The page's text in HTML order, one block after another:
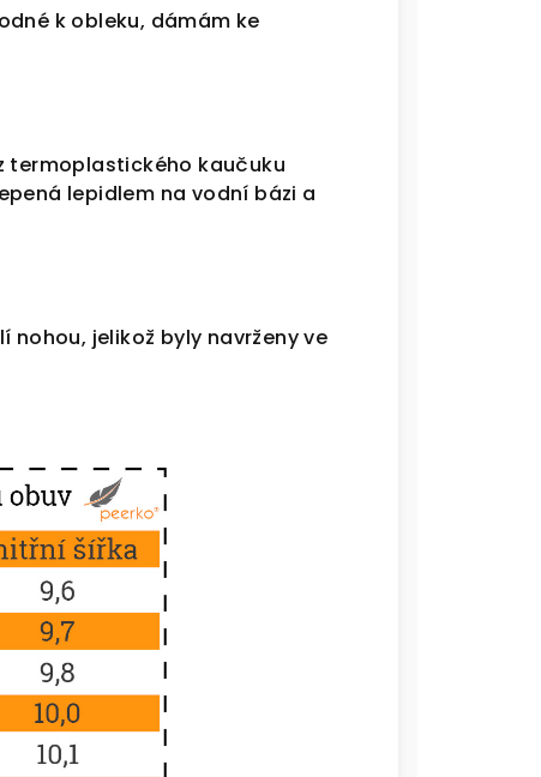
k obleku, dámám ke
termoplastického kaučuku
lepidlem na vodní bázi a
jelikož byly navrženy ve